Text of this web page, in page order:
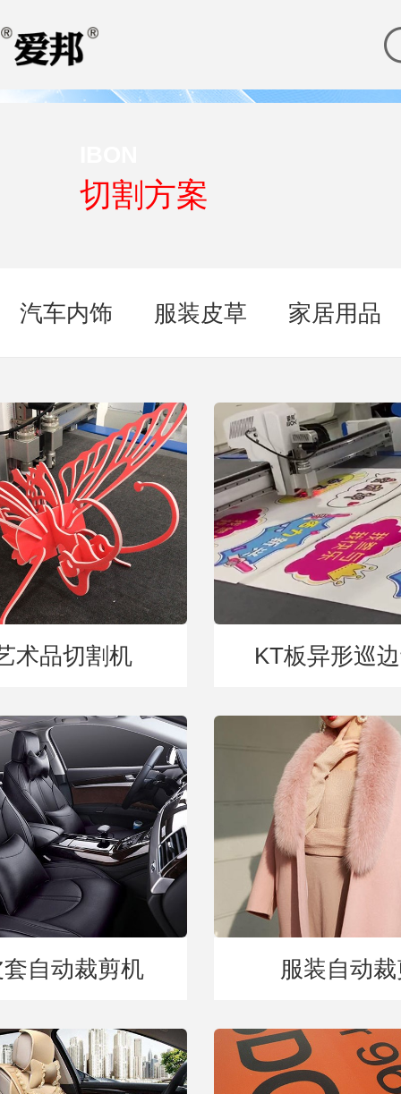
切割方案
汽车内饰 服装皮草 家居用品
术品切割机 KT板异形巡
自动裁剪机 服装自动